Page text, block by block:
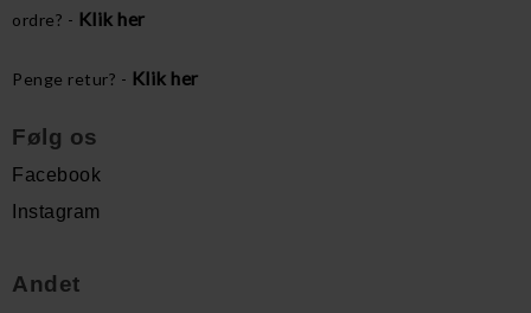
ordre? - Klik her
Penge retur? - Klik her
Følg os
Facebook
Instagram
Andet